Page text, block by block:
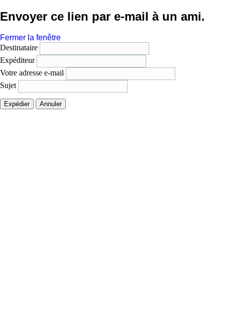
Envoyer ce lien par e-mail à un ami.
Fermer la fenêtre
Destinataire
Expéditeur
Votre adresse e-mail
Sujet
Expédier Annuler